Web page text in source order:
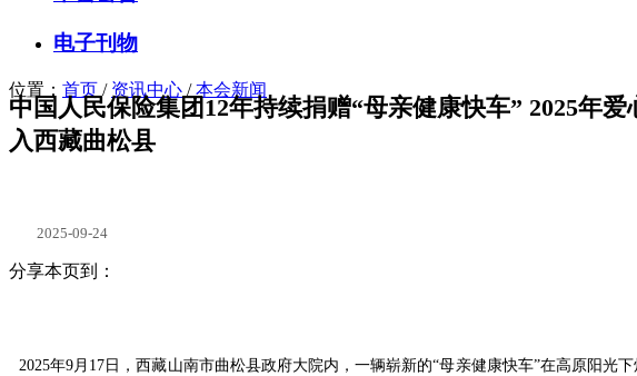
电子刊物
位置： 首页 / 资讯中心 /本会新闻
中国人民保险集团12年持续捐赠“母亲健康快车” 2025年爱
入西藏曲松县
2025-09-24
分享本页到：
2025年9月17日，西藏山南市曲松县政府大院内，一辆崭新的“母亲健康快车”在高原阳